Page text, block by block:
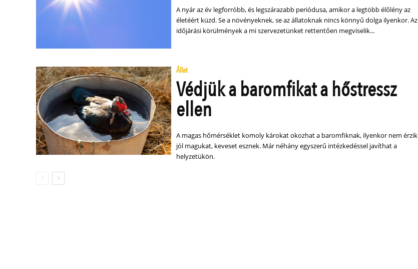
A nyár az év legforróbb, és legszárazabb periódusa, amikor a legtöbb élőlény az
életéért küzd. Se a növényeknek, se az állatoknak nincs könnyű dolga ilyenkor. Az
időjárási körülmények a mi szervezetünket rettentően megviselik...
Állat
Védjük a baromfikat a hőstressz
ellen
A magas hőmérséklet komoly károkat okozhat a baromfiknak, ilyenkor nem érzik
jól magukat, keveset esznek. Már néhány egyszerű intézkedéssel javíthat a
helyzetükön.